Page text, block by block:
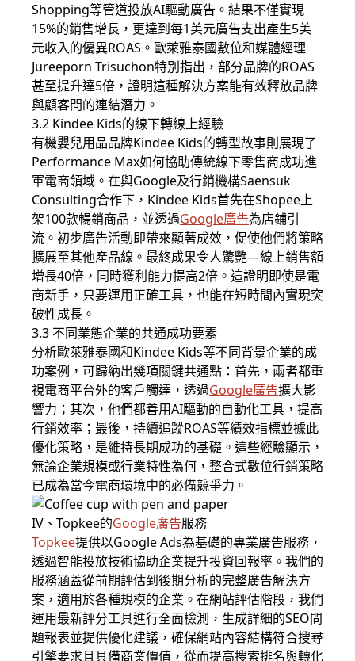
Shopping等管道投放AI驅動廣告。結果不僅實現
15%的銷售增長，更達到每1美元廣告支出產生5美
元收入的優異ROAS。歐萊雅泰國數位和媒體經理
Jureeporn Trisuchon特別指出，部分品牌的ROAS
甚至提升達5倍，證明這種解決方案能有效釋放品牌
與顧客間的連結潛力。
3.2 Kindee Kids的線下轉線上經驗
有機嬰兒用品品牌Kindee Kids的轉型故事則展現了
Performance Max如何協助傳統線下零售商成功進
軍電商領域。在與Google及行銷機構Saensuk
Consulting合作下，Kindee Kids首先在Shopee上
架100款暢銷商品，並透過Google廣告為店鋪引
流。初步廣告活動即帶來顯著成效，促使他們將策略
擴展至其他產品線。最終成果令人驚艷—線上銷售額
增長40倍，同時獲利能力提高2倍。這證明即使是電
商新手，只要運用正確工具，也能在短時間內實現突
破性成長。
3.3 不同業態企業的共通成功要素
分析歐萊雅泰國和Kindee Kids等不同背景企業的成
功案例，可歸納出幾項關鍵共通點：首先，兩者都重
視電商平台外的客戶觸達，透過Google廣告擴大影
響力；其次，他們都善用AI驅動的自動化工具，提高
行銷效率；最後，持續追蹤ROAS等績效指標並據此
優化策略，是維持長期成功的基礎。這些經驗顯示，
無論企業規模或行業特性為何，整合式數位行銷策略
已成為當今電商環境中的必備競爭力。
IV、Topkee的Google廣告服務
Topkee提供以Google Ads為基礎的專業廣告服務，
透過智能投放技術協助企業提升投資回報率。我們的
服務涵蓋從前期評估到後期分析的完整廣告解決方
案，適用於各種規模的企業。在網站評估階段，我們
運用最新評分工具進行全面檢測，生成詳細的SEO問
題報表並提供優化建議，確保網站內容結構符合搜尋
引擎要求且具備商業價值，從而提高搜索排名與轉化